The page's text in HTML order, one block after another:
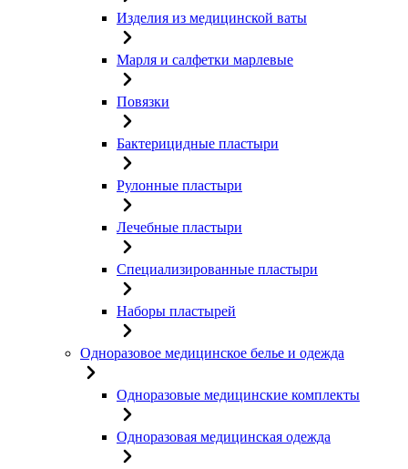
Изделия из медицинской ваты
Марля и салфетки марлевые
Повязки
Бактерицидные пластыри
Рулонные пластыри
Лечебные пластыри
Специализированные пластыри
Наборы пластырей
Одноразовое медицинское белье и одежда
Одноразовые медицинские комплекты
Одноразовая медицинская одежда